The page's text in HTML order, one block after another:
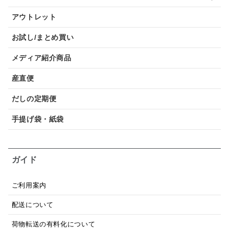
アウトレット
お試し/まとめ買い
メディア紹介商品
産直便
だしの定期便
手提げ袋・紙袋
ガイド
ご利用案内
配送について
荷物転送の有料化について